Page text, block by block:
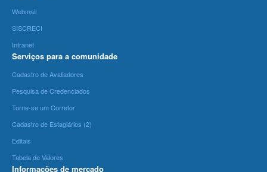
Webmail
SISCRECI
Intranet
Serviços para a comunidade
Cadastro de Avaliadores
Pesquisa de Credenciados
Torne-se um Corretor
Cadastro de Estagiários (2)
Editais
Tabela de Valores
Informações de mercado